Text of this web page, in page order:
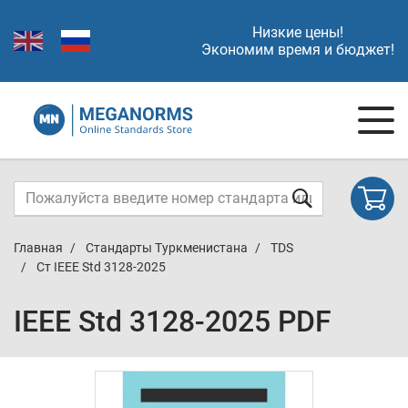
Низкие цены!
Экономим время и бюджет!
Главная Стандарты Туркменистана
TDS
Cт IEEE Std 3128-2025
IEEE Std 3128-2025 PDF